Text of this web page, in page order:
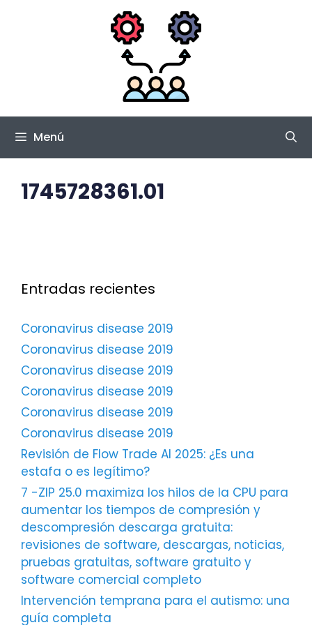
Menú
1745728361.01
Entradas recientes
Coronavirus disease 2019
Coronavirus disease 2019
Coronavirus disease 2019
Coronavirus disease 2019
Coronavirus disease 2019
Coronavirus disease 2019
Revisión de Flow Trade AI 2025: ¿Es una
estafa o es legítimo?
7 -ZIP 25.0 maximiza los hilos de la CPU para
aumentar los tiempos de compresión y
descompresión descarga gratuita:
revisiones de software, descargas, noticias,
pruebas gratuitas, software gratuito y
software comercial completo
Intervención temprana para el autismo: una
guía completa